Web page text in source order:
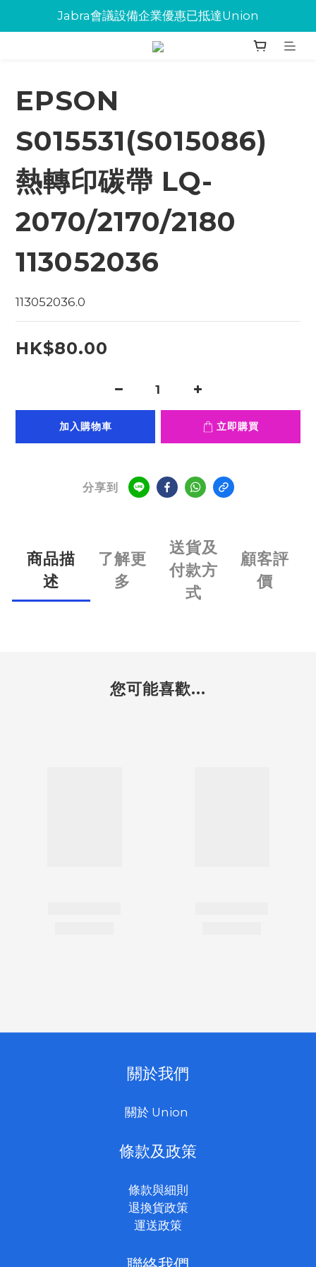
Jabra會議設備企業優惠已抵達Union
Jabra會議設備企業優惠已抵達Union
環保碳粉歡迎大量下單
EPSON
S015531(S015086)
熱轉印碳帶 LQ-
2070/2170/2180
113052036
113052036.0
HK$80.00
加入購物車 立即購買
分享到
商品描
述
了解更
多
送貨及
付款方
式
顧客評
價
您可能喜歡...
關於我們
關於 Union
條款及政策
條款與細則
退換貨政策
運送政策